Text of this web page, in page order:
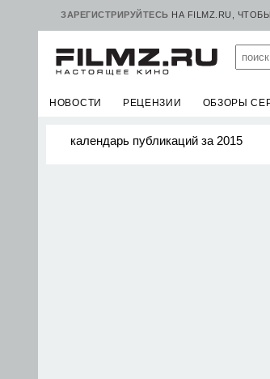
ЗАРЕГИСТРИРУЙТЕСЬ НА FILMZ.RU,
НОВОСТИ РЕЦЕНЗИИ ОБЗОРЫ
календарь публикаций за 2015